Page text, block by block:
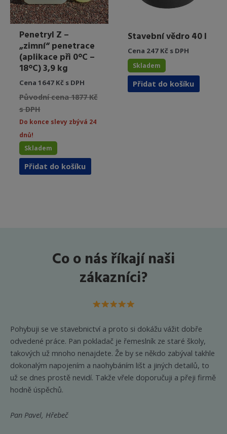
Penetryl Z –
„zimní“ penetrace
(aplikace při 0°C –
18°C) 3,9 kg
Cena 1647 Kč s DPH
Původní cena 1877 Kč
s DPH
Do konce slevy zbývá 24
dnů!
Skladem
Přidat do košíku
Stavební vědro 40 l
Cena 247 Kč s DPH
Skladem
Přidat do košíku
Co o nás říkají naši
zákazníci?
Pohybuji se ve stavebnictví a proto si dokážu vážit dobře
odvedené práce. Pan pokladač je řemeslník ze staré školy,
takových už mnoho nenajdete. Že by se někdo zabýval takhle
dokonalým napojením a naohybáním lišt a jiných detailů, to
už se dnes prostě nevidí. Takže vřele doporučuji a přeji firmě
hodně úspěchů.
Pan Pavel, Hřebeč